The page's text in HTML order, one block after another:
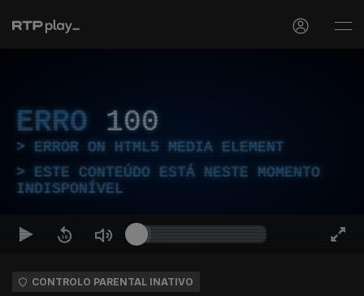
ERRO 100
ERROR ON HTML5 MEDIA ELEMENT
ESTE CONTEÚDO ESTÁ NESTE MOMENTO
INDISPONÍVEL
CONTROLO PARENTAL INATIVO